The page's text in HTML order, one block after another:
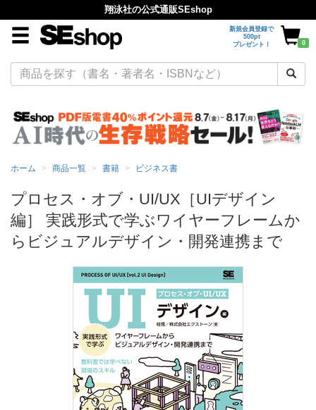
翔泳社の公式通販SEshop
新規会員登録で
500pt
プレゼント！
0
ホーム 商品一覧 書籍 ビジネス書
プロセス・オブ・UI/UX［UIデザイン
編］ 実践形式で学ぶワイヤーフレームか
らビジュアルデザイン・開発連携まで